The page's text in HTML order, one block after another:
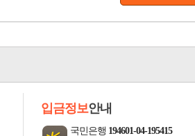
입금정보안내
국민은행 194601-04-195415